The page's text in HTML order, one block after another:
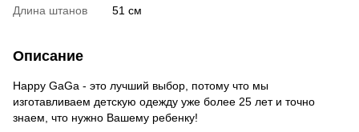
Длина штанов 51 см
Описание
Happy GaGa - это лучший выбор, потому что мы
изготавливаем детскую одежду уже более 25 лет и точно
знаем, что нужно Вашему ребенку!